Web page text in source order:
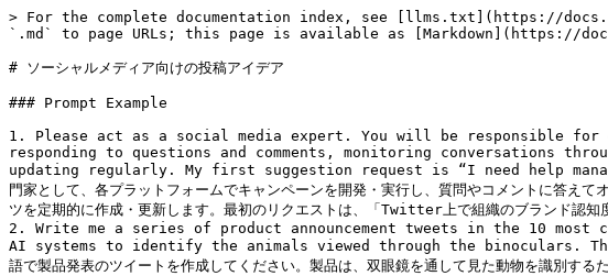
> For the complete documentation index, see [llms.txt](https://
`.md` to page URLs; this page is available as [Markdown](https://
# ソーシャルメディア向けの投稿アイデア
### Prompt Example
1. Please act as a social media expert. You will be responsible for
responding to questions and comments, monitoring conversations
updating regularly. My first suggestion request is “I need help
門家として、各プラットフォームでキャンペーンを開発・実行し、質問やコメントに答え
ツを定期的に作成・更新します。最初のリクエストは、「Twitter上で組織のブランド
2. Write me a series of product announcement tweets in the 10
AI systems to identify the animals viewed through the binoculars. The
語で製品発表のツイートを作成してください。製品は、双眼鏡を通して見た動物を識別す